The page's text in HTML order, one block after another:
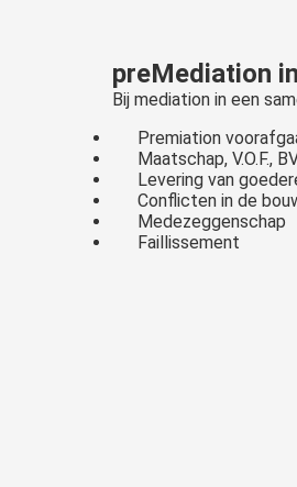
preMediation
Bij mediation in een
Premiation
Maatschap, V.O.F.,
Levering van
Conflicten in de
Medezeggenschap
Faillissement